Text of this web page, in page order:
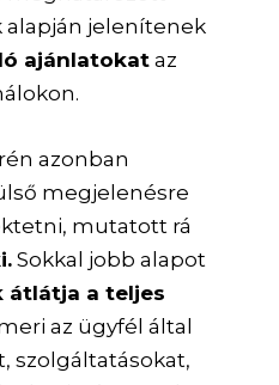
alapján jelenítenek
ajánlatokat az
azonban
megjelenésre
mutatott rá
Sokkal jobb alapot
átlátja a teljes
az ügyfél által
szolgáltatásokat,